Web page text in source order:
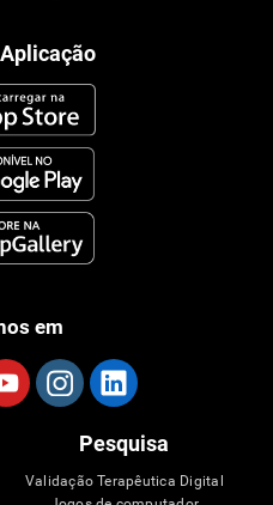
em
Pesquisa
Validação Terapêutica Digital